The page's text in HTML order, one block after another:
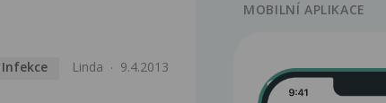
Infekce Linda 9.4.2013
MOBILNÍ APLIKACE